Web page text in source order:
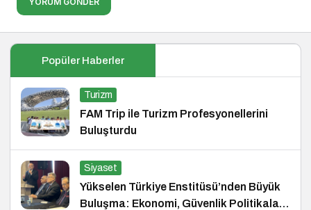
Popüler Haberler
Turizm
FAM Trip ile Turizm Profesyonellerini
Buluşturdu
Siyaset
Yükselen Türkiye Enstitüsü’nden Büyük
Buluşma: Ekonomi, Güvenlik Politikaları